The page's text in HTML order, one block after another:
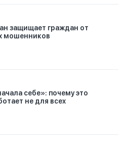
защищает граждан от
мошенников
себе»: почему это
не для всех